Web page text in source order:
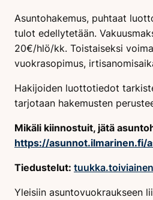
Asuntohakemus, puhtaat
tulot edellytetään.
20€/hlö/kk. Toistaiseksi
vuokrasopimus,
Hakijoiden luottotiedot
tarjotaan hakemusten
Mikäli kiinnostuit, jätä
https://asunnot.ilmarinen.fi/
Tiedustelut:
Yleisiin asuntovuokraukseen